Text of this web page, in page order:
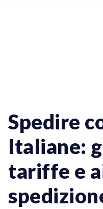
Spedire
Italiane:
tariffe e